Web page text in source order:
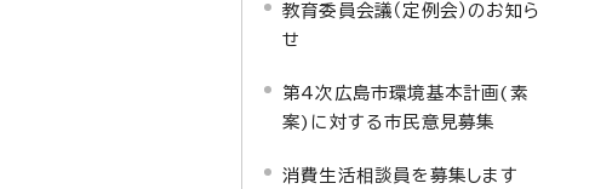
教育委員会議（定例会）のお知ら
せ
第4次広島市環境基本計画(素
案)に対する市民意見募集
消費生活相談員を募集します